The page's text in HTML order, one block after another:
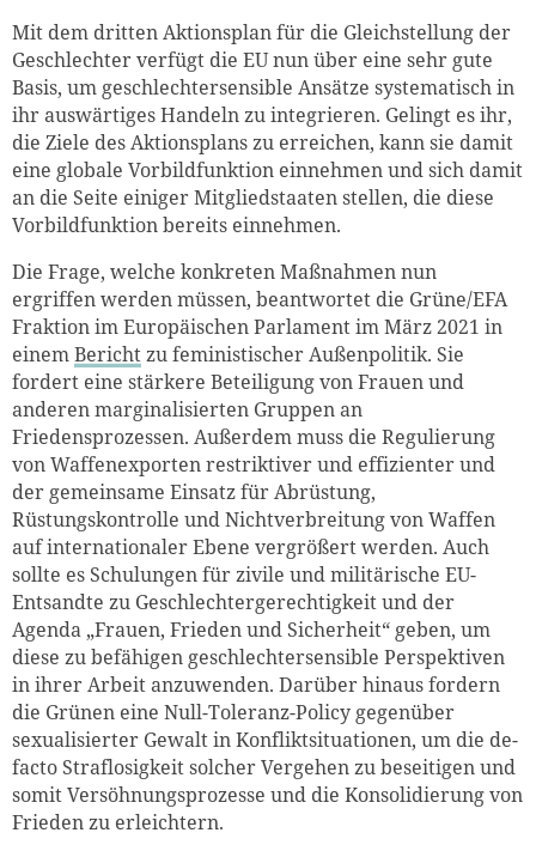
Mit dem dritten Aktionsplan für die Gleichstellung der
Geschlechter verfügt die EU nun über eine sehr gute
Basis, um geschlechtersensible Ansätze systematisch in
ihr auswärtiges Handeln zu integrieren. Gelingt es ihr,
die Ziele des Aktionsplans zu erreichen, kann sie damit
eine globale Vorbildfunktion einnehmen und sich damit
an die Seite einiger Mitgliedstaaten stellen, die diese
Vorbildfunktion bereits einnehmen.
Die Frage, welche konkreten Maßnahmen nun
ergriffen werden müssen, beantwortet die Grüne/EFA
Fraktion im Europäischen Parlament im März 2021 in
einemBerichtzu feministischer Außenpolitik. Sie
fordert eine stärkere Beteiligung von Frauen und
anderen marginalisierten Gruppen an
Friedensprozessen. Außerdem muss die Regulierung
von Waffenexporten restriktiver und effizienter und
der gemeinsame Einsatz für Abrüstung,
Rüstungskontrolle und Nichtverbreitung von Waffen
auf internationaler Ebene vergrößert werden. Auch
sollte es Schulungen für zivile und militärische EU-
Entsandte zu Geschlechtergerechtigkeit und der
Agenda „Frauen, Frieden und Sicherheit“ geben, um
diese zu befähigen geschlechtersensible Perspektiven
in ihrer Arbeit anzuwenden. Darüber hinaus fordern
die Grünen eine Null-Toleranz-Policy gegenüber
sexualisierter Gewalt in Konfliktsituationen, um die de-
facto Straflosigkeit solcher Vergehen zu beseitigen und
somit Versöhnungsprozesse und die Konsolidierung von
Frieden zu erleichtern.